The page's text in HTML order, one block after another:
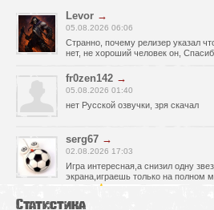
Levor →
05.08.2026 06:06
Странно, почему релизер указал
нет, не хороший человек он,
fr0zen142 →
05.08.2026 01:40
нет Русской озвучки, зря скачал
serg67 →
02.08.2026 17:03
Игра интересная,а снизил одну
экрана,играешь только на полном
Статистика